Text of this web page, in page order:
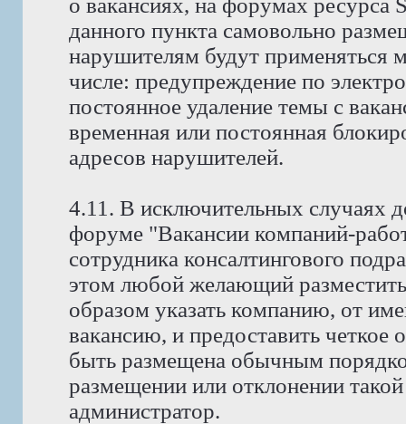
о вакансиях, на форумах
данного пункта самовольно
нарушителям будут применяться
числе: предупреждение по
постоянное удаление темы с
временная или постоянная
адресов нарушителей.
4.11. В исключительных случаях
форуме "Вакансии компаний-
сотрудника консалтингового
этом любой желающий
образом указать компанию, от
вакансию, и предоставить четкое
быть размещена обычным
размещении или отклонении
администратор.